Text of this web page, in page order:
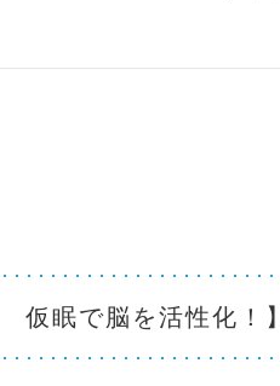
眠で脳を活性化！】